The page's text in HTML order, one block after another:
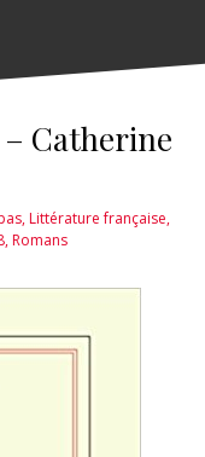
– Catherine
,Littérature française,
,Romans